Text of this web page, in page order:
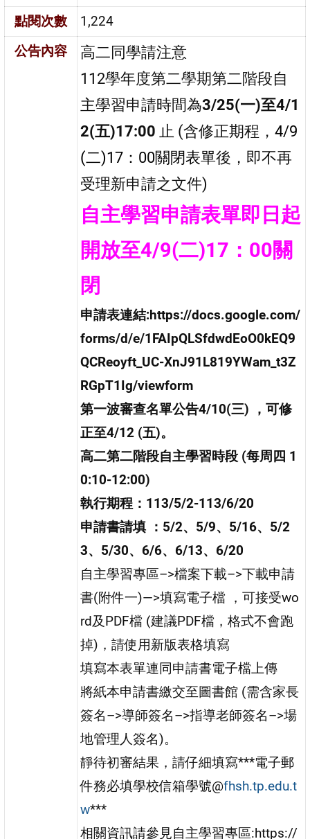
點閱次數
1,224
公告內容
高二同學請注意
112學年度第二學期第二階段自
主學習申請時間為3/25(一)至4/1
2(五)17:00 止 (含修正期程，4/9
(二)17：00關閉表單後，即不再
受理新申請之文件)
自主學習申請表單即日起
開放至4/9(二)17：00關
閉
申請表連結:https://docs.google.com/
forms/d/e/1FAIpQLSfdwdEoO0kEQ9
QCReoyft_UC-XnJ91L819YWam_t3Z
RGpT1Ig/viewform
第一波審查名單公告4/10(三) ，可修
正至4/12 (五)。
高二第二階段自主學習時段 (每周四 1
0:10-12:00)
執行期程：113/5/2-113/6/20
申請書請填 ：5/2、5/9、5/16、5/2
3、5/30、6/6、6/13、6/20
自主學習專區–>檔案下載–>下載申請
書(附件一)—>填寫電子檔 ，可接受wo
rd及PDF檔 (建議PDF檔，格式不會跑
掉)，請使用新版表格填寫
填寫本表單連同申請書電子檔上傳
將紙本申請書繳交至圖書館 (需含家長
簽名–>導師簽名–>指導老師簽名–>場
地管理人簽名)。
靜待初審結果，請仔細填寫***電子郵
件務必填學校信箱學號@fhsh.tp.edu.t
w***
相關資訊請參見自主學習專區:https://